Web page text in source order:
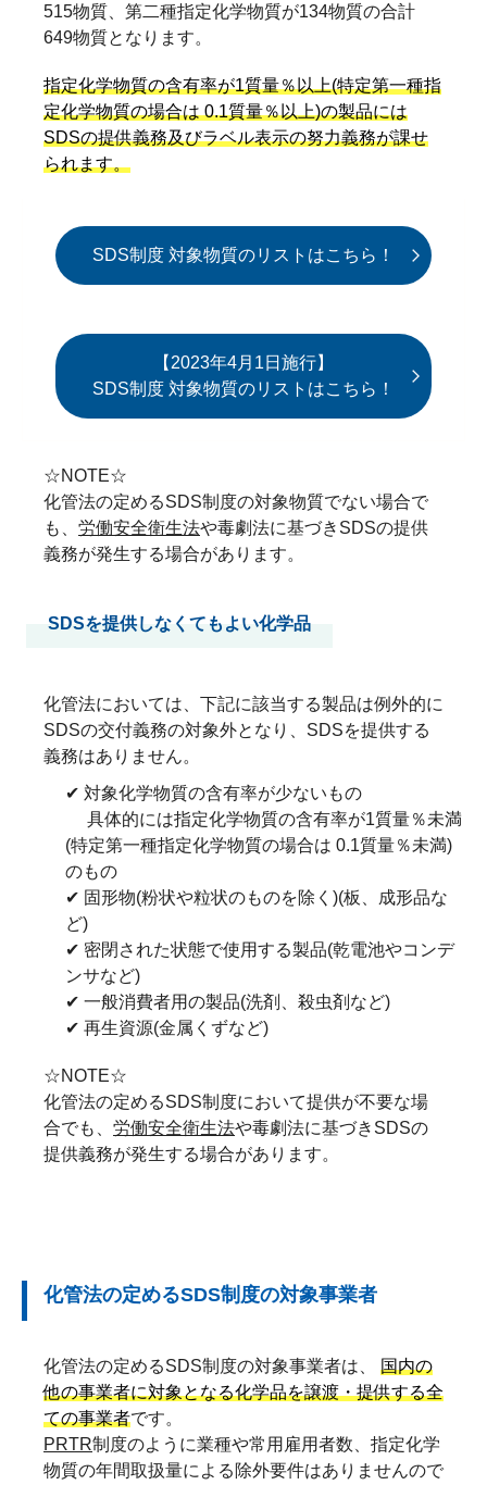
515物質、第二種指定化学物質が134物質の合計
649物質となります。
指定化学物質の含有率が1質量％以上(特定第一種指
定化学物質の場合は 0.1質量％以上)の製品には
SDSの提供義務及びラベル表示の努力義務が課せ
られます。
SDS制度 対象物質のリストはこちら！
【2023年4月1日施行】
SDS制度 対象物質のリストはこちら！
☆NOTE☆
化管法の定めるSDS制度の対象物質でない場合で
も、 労働安全衛生法や毒劇法に基づきSDSの提供
義務が発生する場合があります。
SDSを提供しなくてもよい化学品
化管法においては、下記に該当する製品は例外的に
SDSの交付義務の対象外となり、SDSを提供する
義務はありません。
✔ 対象化学物質の含有率が少ないもの
具体的には指定化学物質の含有率が1質量％未満
(特定第一種指定化学物質の場合は 0.1質量％未満)
のもの
✔ 固形物(粉状や粒状のものを除く)(板、成形品な
ど)
✔ 密閉された状態で使用する製品(乾電池やコンデ
ンサなど)
✔ 一般消費者用の製品(洗剤、殺虫剤など)
✔ 再生資源(金属くずなど)
☆NOTE☆
化管法の定めるSDS制度において提供が不要な場
合でも、 労働安全衛生法や毒劇法に基づきSDSの
提供義務が発生する場合があります。
化管法の定めるSDS制度の対象事業者
化管法の定めるSDS制度の対象事業者は、 国内の
他の事業者に対象となる化学品を譲渡・提供する全
ての事業者です。
PRTR制度のように業種や常用雇用者数、指定化学
物質の年間取扱量による除外要件はありませんので